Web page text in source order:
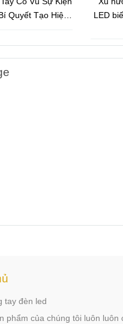
Quyết Tạo Hiệu
LED
phẩm của chúng tôi luôn luôn